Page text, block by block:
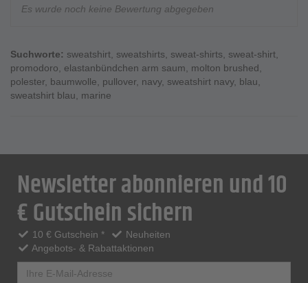
Es wurde noch keine Bewertung abgegeben
Suchworte: sweatshirt, sweatshirts, sweat-shirts, sweat-shirt,
promodoro, elastanbündchen arm saum, molton brushed,
polester, baumwolle, pullover, navy, sweatshirt navy, blau,
sweatshirt blau, marine
Newsletter abonnieren und 10
€ Gutschein sichern
10 € Gutschein *
Neuheiten
Angebots- & Rabattaktionen